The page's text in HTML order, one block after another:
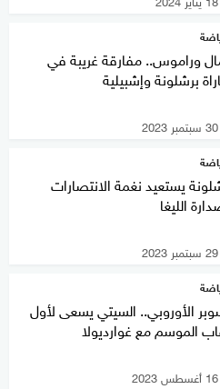
وراموس.. مفارقة غريبة في
برشلونة وإشبيلية
30 سبتمبر 2023
يستعيد نغمة الانتصارات
الليغا
29 سبتمبر 2023
الأوروبي.. السيتي يسعى لأول
الموسم مع غوارديولا
16 أغسطس 2023